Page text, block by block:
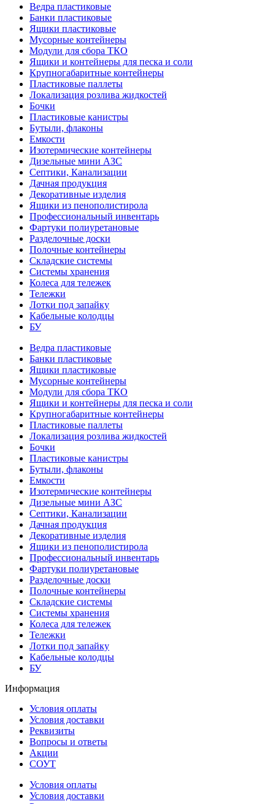
Ведра пластиковые
Банки пластиковые
Ящики пластиковые
Мусорные контейнеры
Модули для сбора ТКО
Ящики и контейнеры для песка и соли
Крупногабаритные контейнеры
Пластиковые паллеты
Локализация розлива жидкостей
Бочки
Пластиковые канистры
Бутыли, флаконы
Емкости
Изотермические контейнеры
Дизельные мини АЗС
Септики, Канализации
Дачная продукция
Декоративные изделия
Ящики из пенополистирола
Профессиональный инвентарь
Фартуки полиуретановые
Разделочные доски
Полочные контейнеры
Складские системы
Системы хранения
Колеса для тележек
Тележки
Лотки под запайку
Кабельные колодцы
БУ
Ведра пластиковые
Банки пластиковые
Ящики пластиковые
Мусорные контейнеры
Модули для сбора ТКО
Ящики и контейнеры для песка и соли
Крупногабаритные контейнеры
Пластиковые паллеты
Локализация розлива жидкостей
Бочки
Пластиковые канистры
Бутыли, флаконы
Емкости
Изотермические контейнеры
Дизельные мини АЗС
Септики, Канализации
Дачная продукция
Декоративные изделия
Ящики из пенополистирола
Профессиональный инвентарь
Фартуки полиуретановые
Разделочные доски
Полочные контейнеры
Складские системы
Системы хранения
Колеса для тележек
Тележки
Лотки под запайку
Кабельные колодцы
БУ
Информация
Условия оплаты
Условия доставки
Реквизиты
Вопросы и ответы
Акции
СОУТ
Условия оплаты
Условия доставки